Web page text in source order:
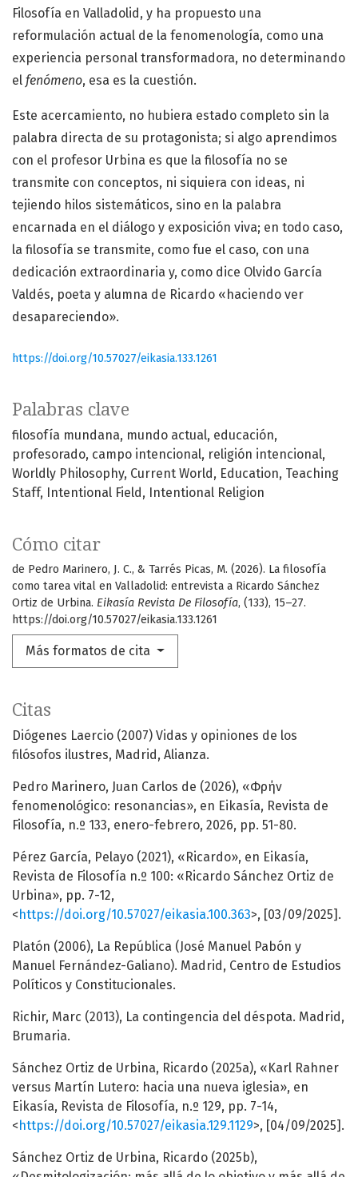
Palabras clave
filosofía mundana mundo actual educación
profesorado campo intencional religión intencional
Worldly Philosophy Current World Education Teaching
Staff
Intentional Field Intentional Religion
Cómo citar
de Pedro Marinero, J. C., & Tarrés Picas, M. (2026). La filosofía
como tarea vital en Valladolid: entrevista a Ricardo Sánchez
Ortiz de Urbina. Eikasía Revista De Filosofía, (133), 15–27.
https://doi.org/10.57027/eikasia.133.1261
Más formatos de cita
Filosofía en Valladolid, y ha propuesto una
reformulación actual de la fenomenología, como una
experiencia personal transformadora, no determinando
el fenómeno, esa es la cuestión.
Este acercamiento, no hubiera estado completo sin la
palabra directa de su protagonista; si algo aprendimos
con el profesor Urbina es que la filosofía no se
transmite con conceptos, ni siquiera con ideas, ni
tejiendo hilos sistemáticos, sino en la palabra
encarnada en el diálogo y exposición viva; en todo caso,
la filosofía se transmite, como fue el caso, con una
dedicación extraordinaria y, como dice Olvido García
Valdés, poeta y alumna de Ricardo «haciendo ver
desapareciendo».
https://doi.org/10.57027/eikasia.133.1261
Citas
Diógenes Laercio (2007) Vidas y opiniones de los
filósofos ilustres, Madrid, Alianza.
Pedro Marinero, Juan Carlos de (2026), «Φρήν
fenomenológico: resonancias», en Eikasía, Revista de
Filosofía, n.º 133, enero-febrero, 2026, pp. 51-80.
Pérez García, Pelayo (2021), «Ricardo», en Eikasía,
Revista de Filosofía n.º 100: «Ricardo Sánchez Ortiz de
Urbina», pp. 7-12,
<https://doi.org/10.57027/eikasia.100.363>, [03/09/2025].
Platón (2006), La República (José Manuel Pabón y
Manuel Fernández-Galiano). Madrid, Centro de Estudios
Políticos y Constitucionales.
Richir, Marc (2013), La contingencia del déspota. Madrid,
Brumaria.
Sánchez Ortiz de Urbina, Ricardo (2025a), «Karl Rahner
versus Martín Lutero: hacia una nueva iglesia», en
Eikasía, Revista de Filosofía, n.º 129, pp. 7-14,
<https://doi.org/10.57027/eikasia.129.1129>, [04/09/2025].
Sánchez Ortiz de Urbina, Ricardo (2025b),